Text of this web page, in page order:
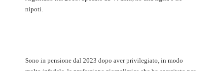
nipoti.
Sono in pensione dal 2023 dopo aver privilegiato, in modo